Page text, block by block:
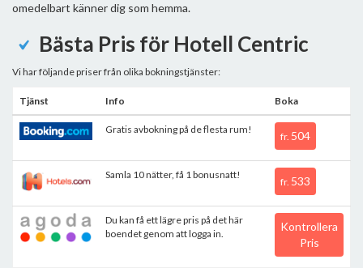
omedelbart känner dig som hemma.
Bästa Pris för Hotell Centric
Vi har följande priser från olika bokningstjänster:
Tjänst Info Boka
Gratis avbokning på de flesta rum!
fr. 504
Samla 10 nätter, få 1 bonusnatt!
fr. 533
Du kan få ett lägre pris på det här
boendet genom att logga in.
Kontrollera
Pris